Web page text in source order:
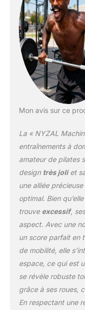
Mon avis sur ce
La « NYZAL
entraînements à
amateur de pilates
design très joliet
une alliée
optimal. Bien
trouve excessif,
aspect. Avec une
un score parfait en
de mobilité, elle
espace, ce qui est
se révèle robuste
grâce à ses roues,
En respectant une